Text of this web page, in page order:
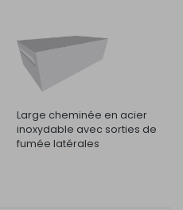
Large cheminée en acier
inoxydable avec sorties de
fumée latérales